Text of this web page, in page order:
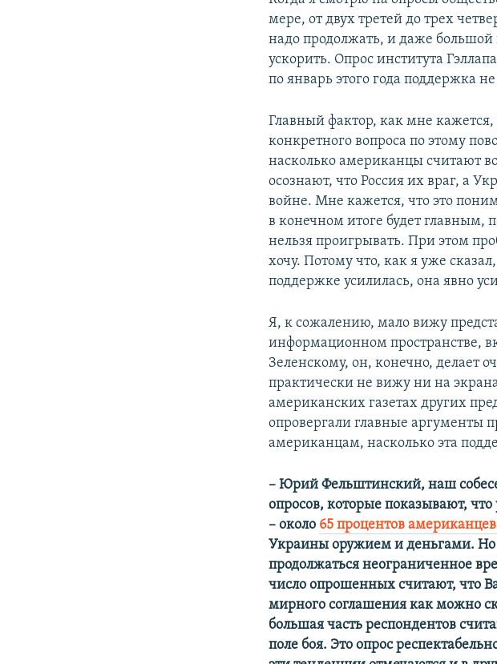
мере, от двух третей до трех
надо продолжать, и даже большой
ускорить. Опрос института
по январь этого года поддержка
Главный фактор, как мне
конкретного вопроса по этому
насколько американцы считают
осознают, что Россия их враг, а
войне. Мне кажется, что это
в конечном итоге будет главным,
нельзя проигрывать. При этом
хочу. Потому что, как я уже
поддержке усилилась, она явно
Я, к сожалению, мало вижу
информационном пространстве,
Зеленскому, он, конечно, делает
практически не вижу ни на
американских газетах других
опровергали главные аргументы
американцам, насколько эта
– Юрий Фельштинский, наш
опросов, которые показывают,
– около 65 процентов
Украины оружием и деньгами. Но
продолжаться неограниченное
число опрошенных считают, что
мирного соглашения как можно
большая часть респондентов
поле боя. Это опрос